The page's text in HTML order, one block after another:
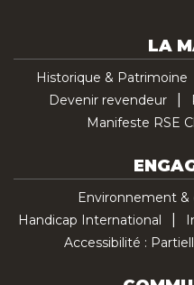
LA
Historique & Patrimoine
Devenir revendeur
Manifeste RSE
Environnement &
Handicap International
Accessibilité :